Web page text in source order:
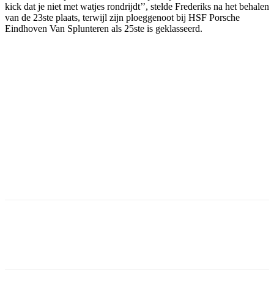
kick dat je niet met watjes rondrijdt’’, stelde Frederiks na het behalen
van de 23ste plaats, terwijl zijn ploeggenoot bij HSF Porsche
Eindhoven Van Splunteren als 25ste is geklasseerd.